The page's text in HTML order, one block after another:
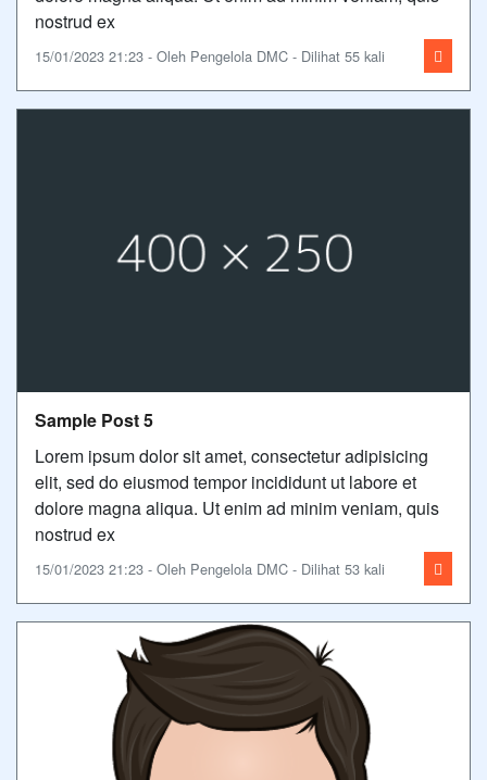
nostrud ex
15/01/2023 21:23 - Oleh Pengelola DMC - Dilihat 55 kali
Sample Post 5
Lorem ipsum dolor sit amet, consectetur adipisicing
elit, sed do eiusmod tempor incididunt ut labore et
dolore magna aliqua. Ut enim ad minim veniam, quis
nostrud ex
15/01/2023 21:23 - Oleh Pengelola DMC - Dilihat 53 kali